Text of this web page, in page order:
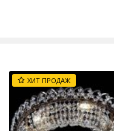
ХИТ ПРОДАЖ